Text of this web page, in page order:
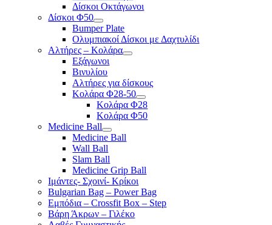
Δίσκοι Οκτάγωνοι
Δίσκοι Φ50
Bumper Plate
Ολυμπιακοί Δίσκοι με Δαχτυλίδι
Αλτήρες – Κολάρα
Εξάγωνοι
Βινυλίου
Αλτήρες για δίσκους
Κολάρα Φ28-50
Κολάρα Φ28
Κολάρα Φ50
Medicine Ball
Medicine Ball
Wall Ball
Slam Ball
Medicine Grip Ball
Ιμάντες- Σχοινί- Κρίκοι
Bulgarian Bag – Power Bag
Εμπόδια – Crossfit Box – Step
Βάρη Άκρων – Γιλέκο